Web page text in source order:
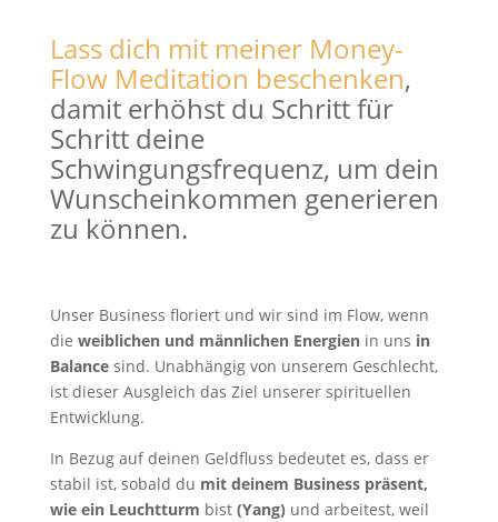
Lass dich mit meiner Money-
Flow Meditation beschenken,
damit erhöhst du Schritt für
Schritt deine
Schwingungsfrequenz, um dein
Wunscheinkommen generieren
zu können.
Unser Business floriert und wir sind im Flow, wenn
die weiblichen und männlichen Energien in uns in
Balancesind. Unabhängig von unserem Geschlecht,
ist dieser Ausgleich das Ziel unserer spirituellen
Entwicklung.
In Bezug auf deinen Geldfluss bedeutet es, dass er
stabil ist, sobald du mit deinem Business präsent,
wie ein Leuchtturm bist (Yang) und arbeitest, weil